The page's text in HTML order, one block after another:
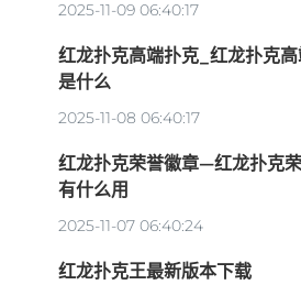
2025-11-09 06:40:17
红龙扑克高端扑克_红龙扑克
是什么
2025-11-08 06:40:17
红龙扑克荣誉徽章—红龙扑克
有什么用
2025-11-07 06:40:24
红龙扑克王最新版本下载